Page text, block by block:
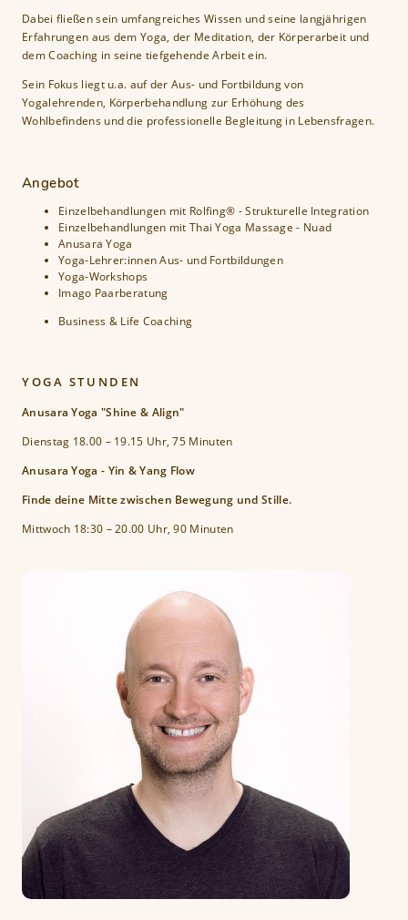
Dabei fließen sein umfangreiches Wissen und seine langjährigen
Erfahrungen aus dem Yoga, der Meditation, der Körperarbeit und
dem Coaching in seine tiefgehende Arbeit ein.
Sein Fokus liegt u.a. auf der Aus- und Fortbildung von
Yogalehrenden, Körperbehandlung zur Erhöhung des
Wohlbefindens und die professionelle Begleitung in Lebensfragen.
Angebot
Einzelbehandlungen mit Rolfing® - Strukturelle Integration
Einzelbehandlungen mit Thai Yoga Massage - Nuad
Anusara Yoga
Yoga-Lehrer:innen Aus- und Fortbildungen
Yoga-Workshops
Imago Paarberatung
Business & Life Coaching
YOGA STUNDEN
Anusara Yoga "Shine & Align"
Dienstag 18.00 – 19.15 Uhr, 75 Minuten
Anusara Yoga - Yin & Yang Flow
Finde deine Mitte zwischen Bewegung und Stille.
Mittwoch 18:30 – 20.00 Uhr, 90 Minuten